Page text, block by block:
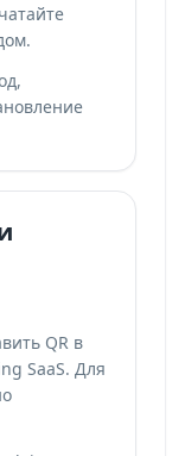
QR в
SaaS. Для